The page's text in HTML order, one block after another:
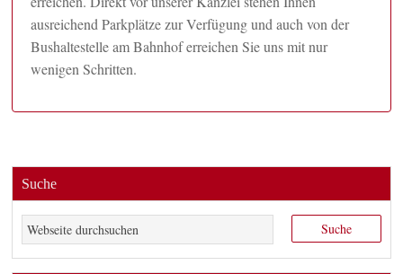
ausreichend Parkplätze zur Verfügung und auch von der
Bushaltestelle am Bahnhof erreichen Sie uns mit nur
wenigen Schritten.
Suche